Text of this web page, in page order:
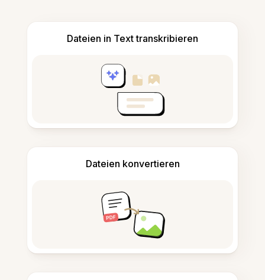
Dateien in Text transkribieren
Dateien konvertieren